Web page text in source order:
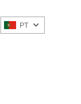
PT